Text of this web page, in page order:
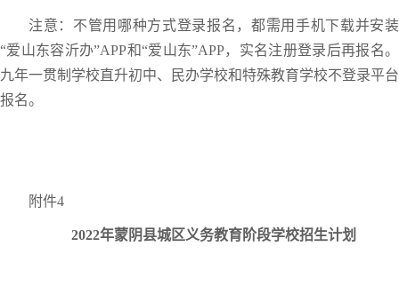
注意：不管用哪种方式登录报名，都需用手机下载并安装
“爱山东容沂办”APP和“爱山东”APP，实名注册登录后再报名。
九年一贯制学校直升初中、民办学校和特殊教育学校不登录平台
报名。
附件4
2022年蒙阴县城区义务教育阶段学校招生计划